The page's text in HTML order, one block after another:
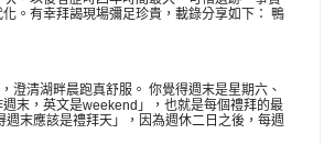
。有幸拜謁現場彌足珍貴，載錄分享如下： 鴨
澄清湖畔晨跑真舒服。 你覺得週末是星期六、
末，英文是weekend」，也就是每個禮拜的最
末應該是禮拜天」，因為週休二日之後，每週